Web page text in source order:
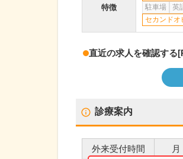
特徴
駐車場
英
セカンドオ
直近の求人を確認する
診療案内
外来受付時間 月